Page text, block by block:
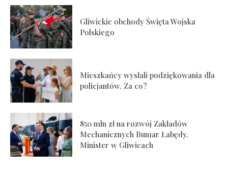
Gliwickie obchody Święta Wojska
Polskiego
Mieszkańcy wysłali podziękowania dla
policjantów. Za co?
850 mln zł na rozwój Zakładów
Mechanicznych Bumar Łabędy.
Minister w Gliwicach